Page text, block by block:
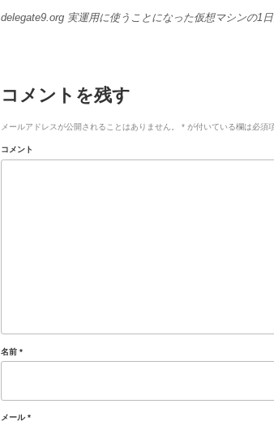
delegate9.org 実運用に使うことになった仮想マシンの1
コメントを残す
メールアドレスが公開されることはありません。 * が付いている欄は必須
コメント
名前 *
メール*